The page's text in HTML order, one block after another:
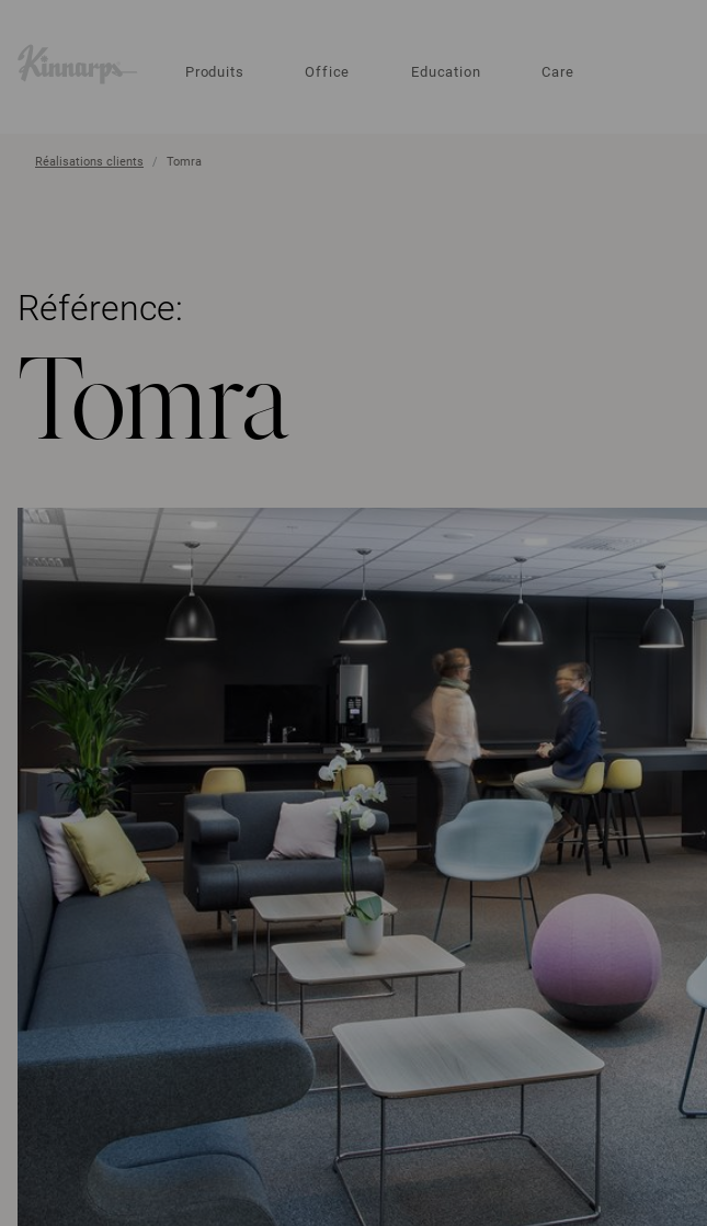
Produits Office Education Care
Réalisations clients Tomra
Référence:
Tomra